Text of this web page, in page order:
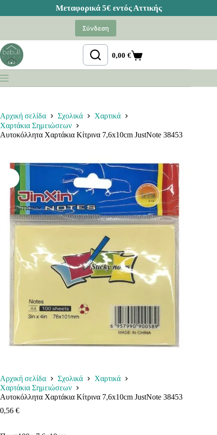
Σύνδεση
Καλάθι
Αγορών
0,00€
Αρχική σελίδα Σχολικά
Χαρτικά
Χαρτάκια Σημειώσεων
Αυτοκόλλητα Χαρτάκια Κίτρινα 7,6x10cm JustNote 38453
Αρχική σελίδα Σχολικά
Χαρτικά
Χαρτάκια Σημειώσεων
Αυτοκόλλητα Χαρτάκια Κίτρινα 7,6x10cm JustNote 38453
0,56 €